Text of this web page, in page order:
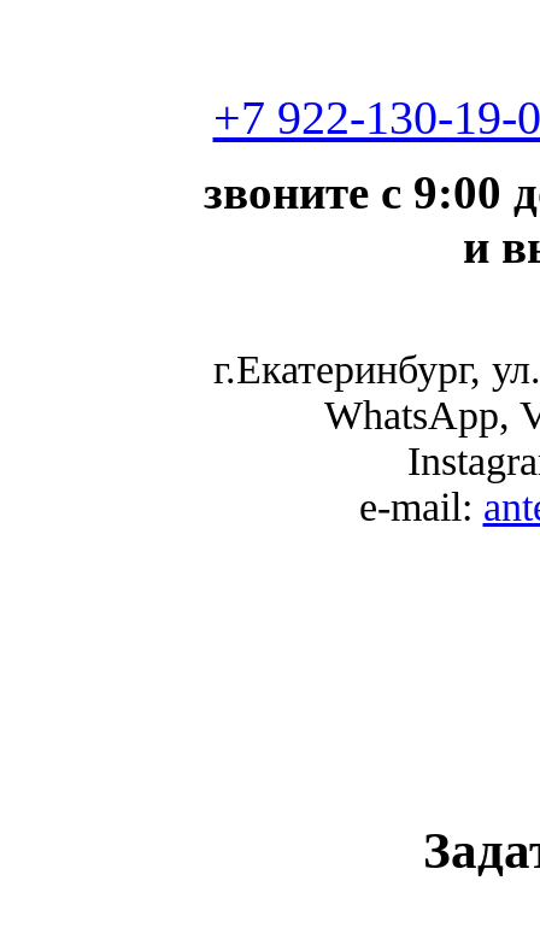
+7 922-130-19-
звоните с 9:00
и
г.Екатеринбург,
WhatsApp,
e-mail: